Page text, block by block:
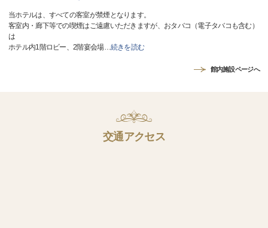
当ホテルは、すべての客室が禁煙となります。
客室内・廊下等での喫煙はご遠慮いただきますが、おタバコ（電子タバコも含む）
は
ホテル内1階ロビー、2階宴会場…続きを読む
館内施設ページへ
交通アクセス